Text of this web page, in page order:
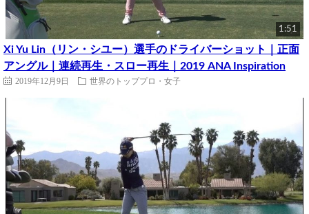
1:51
Xi Yu Lin（リン・シユー）選手のドライバーショット｜正面
アングル｜連続再生・スロー再生｜2019 ANA Inspiration
2019年12月9日 世界のトッププロ・女子